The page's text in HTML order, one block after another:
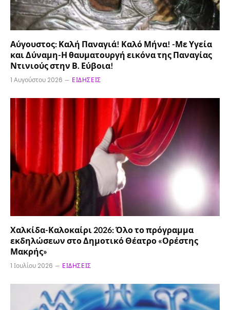
Αύγουστος: Καλή Παναγιά! Καλό Μήνα! -Με Υγεία
και Δύναμη-Η θαυματουργή εικόνα της Παναγίας
Ντινιούς στην Β. Εύβοια!
1 Αυγούστου 2026 ΕΙΔΉΣΕΙΣ
Χαλκίδα-Καλοκαίρι 2026: Όλο το πρόγραμμα
εκδηλώσεων στο Δημοτικό Θέατρο «Ορέστης
Μακρής»
1 Ιουλίου 2026 ΕΙΔΉΣΕΙΣ